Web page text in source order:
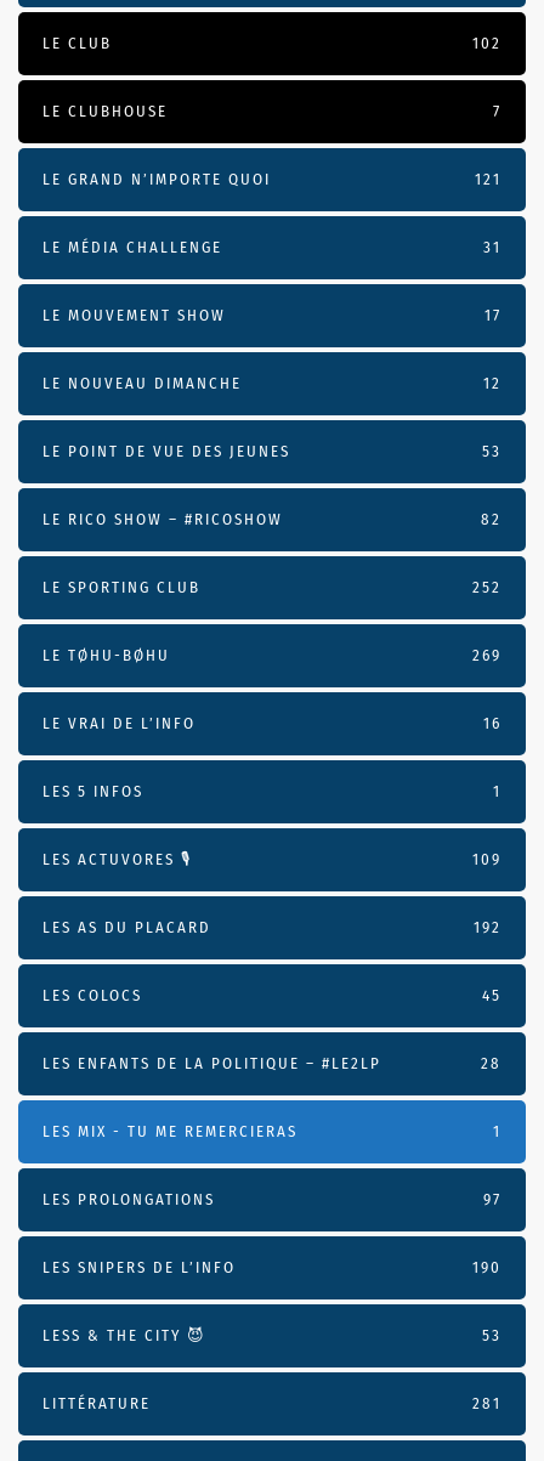
LE CLUB 102
LE CLUBHOUSE 7
LE GRAND N’IMPORTE QUOI 121
LE MÉDIA CHALLENGE 31
LE MOUVEMENT SHOW 17
LE NOUVEAU DIMANCHE 12
LE POINT DE VUE DES JEUNES 53
LE RICO SHOW – #RICOSHOW 82
LE SPORTING CLUB 252
LE TØHU-BØHU 269
LE VRAI DE L’INFO 16
LES 5 INFOS 1
LES ACTUVORES 🎙 109
LES AS DU PLACARD 192
LES COLOCS 45
LES ENFANTS DE LA POLITIQUE – #LE2LP 28
LES MIX - TU ME REMERCIERAS 1
LES PROLONGATIONS 97
LES SNIPERS DE L’INFO 190
LESS & THE CITY 😈 53
LITTÉRATURE 281